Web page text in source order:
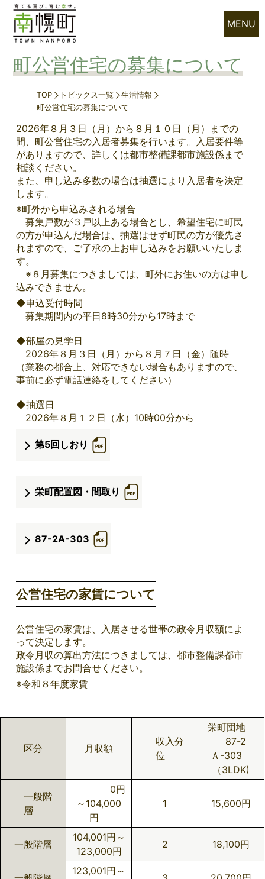
MENU
町公営住宅の募集について
TOP トピックス一覧
生活情報
町公営住宅の募集について
2026年８月３日（月）から８月１０日（月）までの
間、町公営住宅の入居者募集を行います。入居要件等
がありますので、詳しくは都市整備課都市施設係まで
相談ください。
また、申し込み多数の場合は抽選により入居者を決定
します。
※町外から申込みされる場合
募集戸数が３戸以上ある場合とし、希望住宅に町民
の方が申込んだ場合は、抽選はせず町民の方が優先さ
れますので、ご了承の上お申し込みをお願いいたしま
す。
※８月募集につきましては、町外にお住いの方は申し
込みできません。
◆申込受付時間
募集期間内の平日8時30分から17時まで
◆部屋の見学日
2026年８月３日（月）から８月７日（金）随時
（業務の都合上、対応できない場合もありますので、
事前に必ず電話連絡をしてください）
◆抽選日
2026年８月１２日（水）10時00分から
第5回しおり
栄町配置図・間取り
87-2A-303
公営住宅の家賃について
公営住宅の家賃は、入居させる世帯の政令月収額によ
って決定します。
政令月収の算出方法につきましては、都市整備課都市
施設係までお問合せください。
※令和８年度家賃
区分 月収額
収入分
位
栄町団地
87-2
Ａ-303
（3LDK)
一般階
層
0円
～104,000
円
1 15,600円
一般階層
104,001円～
123,000円
2 18,100円
123,001円～